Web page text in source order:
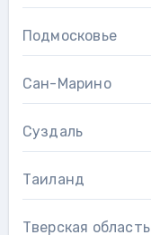
Подмосковье
Сан-Марино
Суздаль
Таиланд
Тверская область